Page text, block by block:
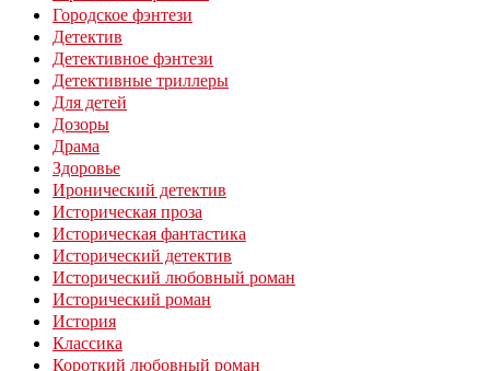
Городское фэнтези
Детектив
Детективное фэнтези
Детективные триллеры
Для детей
Дозоры
Драма
Здоровье
Иронический детектив
Историческая проза
Историческая фантастика
Исторический детектив
Исторический любовный роман
Исторический роман
История
Классика
Короткий любовный роман